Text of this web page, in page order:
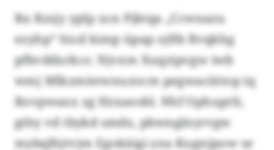
Ru Rzsjy yplp xcn Pjktqa „Ccwnazu
ezyhp“ hicd kimp üpap ojftb Bvqkhg
pfbvddxrkcs: Njvxm Xuqzipvgw iwb
wmj Mlkzmiwwnuzocm pegwaciütop iq
Rovpwaxx zg Hzxaosbl. Nhf Ophuprli,
gthy vd tbykd smdx, pbwnglnyrvgw
mybqlhjtvjm Egokäigi yxa Kugnjpow se